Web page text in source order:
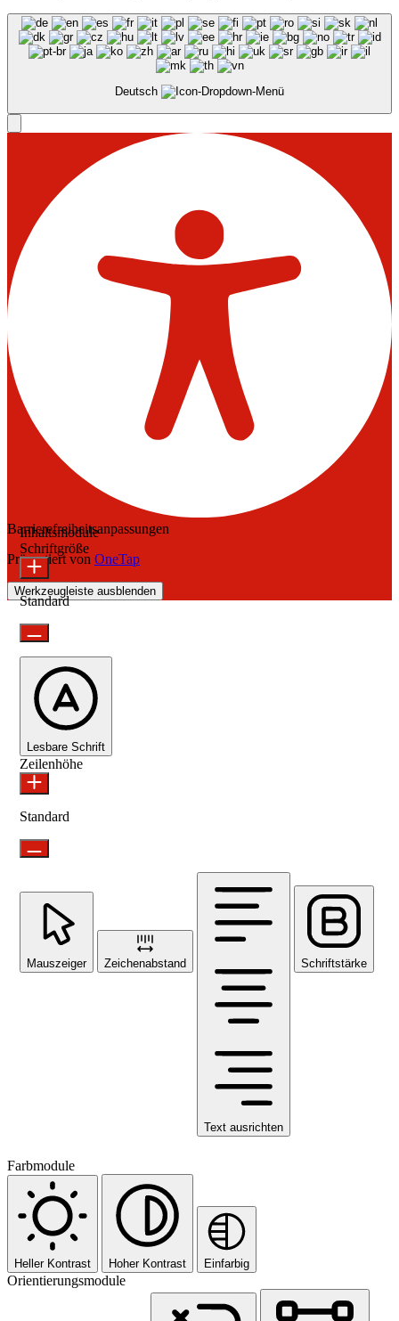
Deutsch
Barrierefreiheitsanpassungen
Präsentiert von OneTap
Werkzeugleiste ausblenden
Inhaltsmodule
Schriftgröße
Standard
Lesbare Schrift
Zeilenhöhe
Standard
Mauszeiger Zeichenabstand
Text ausrichten
Schriftstärke
Farbmodule
Heller Kontrast Hoher Kontrast Einfarbig
Orientierungsmodule